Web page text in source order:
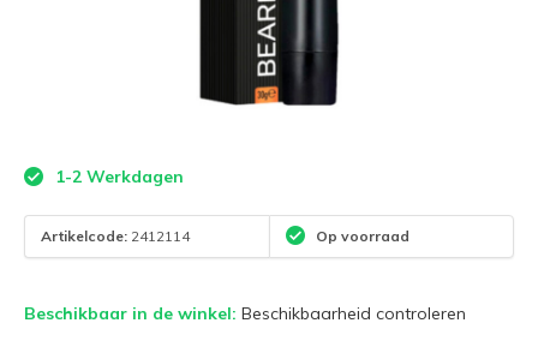
1-2 Werkdagen
Artikelcode: 2412114 Op voorraad
Beschikbaar in de winkel: Beschikbaarheid controleren